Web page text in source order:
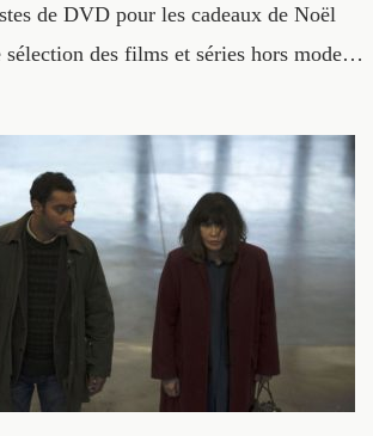
de DVD pour les cadeaux de Noël
des films et séries hors mode…